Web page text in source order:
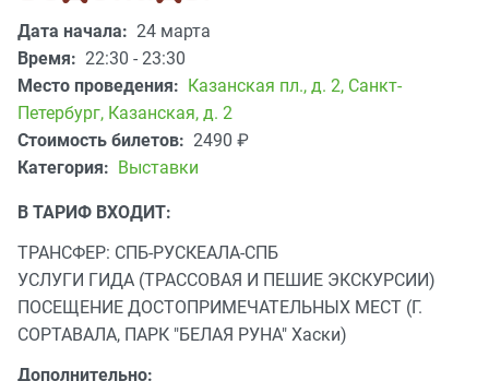
Дата начала: 24 марта
Время: 22:30 - 23:30
Место проведения:
Казанская пл., д. 2, Санкт-
Петербург, Казанская, д. 2
Стоимость билетов: 2490 ₽
Категория: Выставки
В ТАРИФ ВХОДИТ:
ТРАНСФЕР: СПБ-РУСКЕАЛА-СПБ
УСЛУГИ ГИДА (ТРАССОВАЯ И ПЕШИЕ ЭКСКУРСИИ)
ПОСЕЩЕНИЕ ДОСТОПРИМЕЧАТЕЛЬНЫХ МЕСТ (Г.
СОРТАВАЛА, ПАРК "БЕЛАЯ РУНА" Хаски)
Дополнительно: